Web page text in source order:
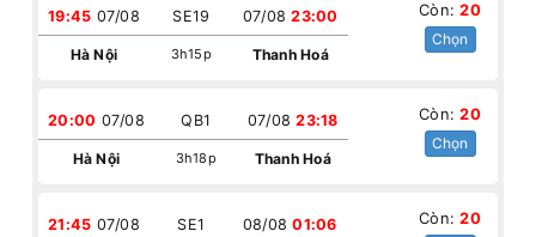
19:45 07/08
Hà Nội
SE19
3h15p
07/0823:00
Thanh Hoá
Còn:20
Chọn
20:00 07/08
Hà Nội
QB1
3h18p
07/0823:18
Thanh Hoá
Còn:20
Chọn
21:45 07/08 SE1 08/0801:06 Còn:20